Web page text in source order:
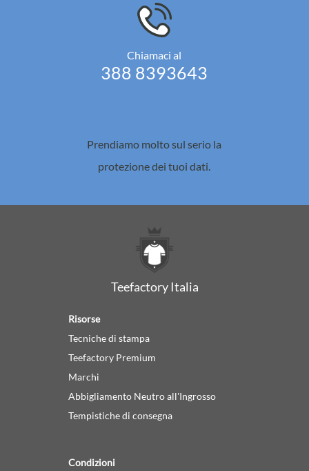
Chiamaci al
388 8393643
Prendiamo molto sul serio la
protezione dei tuoi dati.
Teefactory Italia
Risorse
Tecniche di stampa
Teefactory Premium
Marchi
Abbigliamento Neutro all'Ingrosso
Tempistiche di consegna
Condizioni